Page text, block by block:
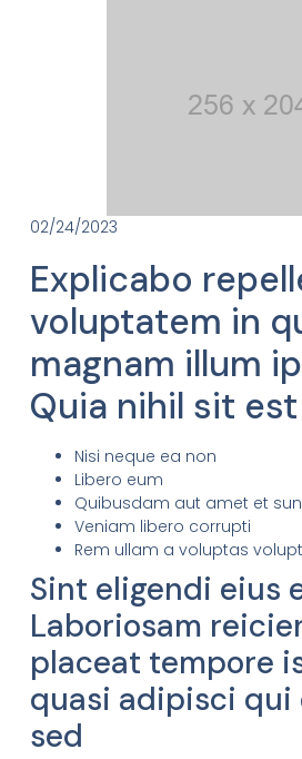
02/24/2023
Explicabo
voluptatem in
magnam illum
Quia nihil sit est
Nisi neque ea non
Libero eum
Quibusdam aut amet et
Veniam libero corrupti
Rem ullam a voluptas
Sint eligendi eius
Laboriosam
placeat tempore
quasi adipisci qui
sed